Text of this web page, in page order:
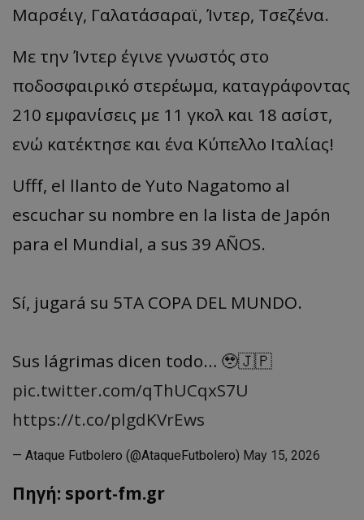
Μαρσέιγ, Γαλατάσαραϊ, Ίντερ, Τσεζένα.
Με την Ίντερ έγινε γνωστός στο
ποδοσφαιρικό στερέωμα, καταγράφοντας
210 εμφανίσεις με 11 γκολ και 18 ασίστ,
ενώ κατέκτησε και ένα Κύπελλο Ιταλίας!
Ufff, el llanto de Yuto Nagatomo al
escuchar su nombre en la lista de Japón
para el Mundial, a sus 39 AÑOS.
Sí, jugará su 5TA COPA DEL MUNDO.
Sus lágrimas dicen todo… 🥹🇯🇵
pic.twitter.com/qThUCqxS7U
https://t.co/plgdKVrEws
— Ataque Futbolero (@AtaqueFutbolero) May 15, 2026
Πηγή: sport-fm.gr